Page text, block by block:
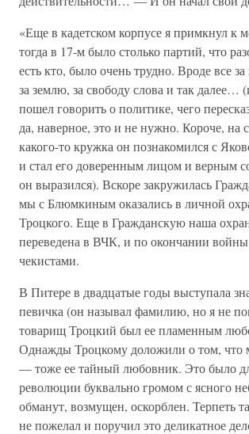
«Еще в кадетском корпусе я примкнул к
тогда в 17-м было столько партий, что
есть кто, было очень трудно. Вроде все
за землю, за свободу слова и так далее…
пошел говорить о политике, чего
да, наверное, это и не нужно. Короче, на
какого-то кружка он познакомился с
и стал его доверенным лицом и верным
он выразился). Вскоре закружилась
мы с Блюмкиным оказались в личной
Троцкого. Еще в Гражданскую наша
переведена в ВЧК, и по окончании
чекистами.
В Питере в двадцатые годы выступала
певичка (он называл фамилию, но я не
товарищ Троцкий был ее пламенным
Однажды Троцкому доложили о том, что
— тоже ее тайный любовник. Это было
революции буквально громом с ясного
обманут, возмущен, оскорблен. Терпеть
не пожелал и поручил это деликатное